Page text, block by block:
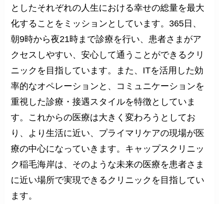
としたそれぞれの人生における幸せの総量を最大
化することをミッションとしています。365日、
朝9時から夜21時まで診療を行い、患者さまがア
クセスしやすい、安心して通うことができるクリ
ニックを目指しています。また、ITを活用した効
率的なオペレーションと、コミュニケーションを
重視した診療・接遇スタイルを特徴としていま
す。これからの医療は大きく変わろうとしてお
り、より生活に近い、プライマリケアの現場が医
療の中心になっていきます。キャップスクリニッ
ク稲毛海岸は、そのような未来の医療を患者さま
に近い場所で実現できるクリニックを目指してい
ます。